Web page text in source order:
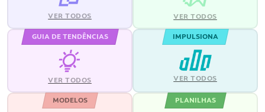
VER TODOS VER TODOS
GUIA DE TENDÊNCIAS
VER TODOS
IMPULSIONA
VER TODOS
MODELOS PLANILHAS